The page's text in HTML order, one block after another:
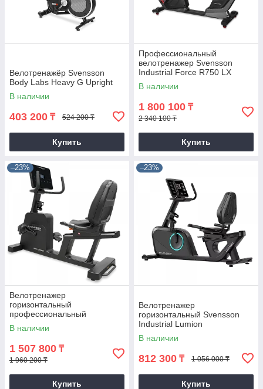
Велотренажёр Svensson
Body Labs Heavy G Upright
В наличии
403 200 ₸ 524 200 ₸
Купить
Профессиональный
велотренажер Svensson
Industrial Force R750 LX
В наличии
1 800 100 ₸
2 340 100 ₸
Купить
–23%
Велотренажер
горизонтальный
профессиональный
Svensson Industrial Performer
RB
В наличии
1 507 800 ₸
1 960 200 ₸
Купить
–23%
Велотренажер
горизонтальный Svensson
Industrial Lumion
В наличии
812 300 ₸ 1 056 000 ₸
Купить